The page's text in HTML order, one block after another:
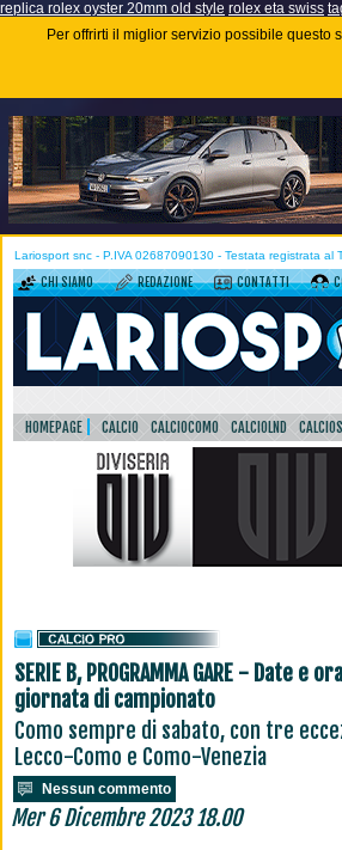
replica rolex oyster 20mm old style rolex eta swiss
Per offrirti il miglior servizio possibile questo
Lariosport snc - P.IVA 02687090130 - Testata registrata
CHI SIAMO REDAZIONE CONTATTI
HOMEPAGE CALCIO CALCIOCOMO CALCIOLND
SERIE B, PROGRAMMA GARE - Date e
giornata di campionato
Como sempre di sabato, con tre
Lecco-Como e Como-Venezia
Nessun commento
Mer 6 Dicembre 2023 18.00